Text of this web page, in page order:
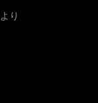
より